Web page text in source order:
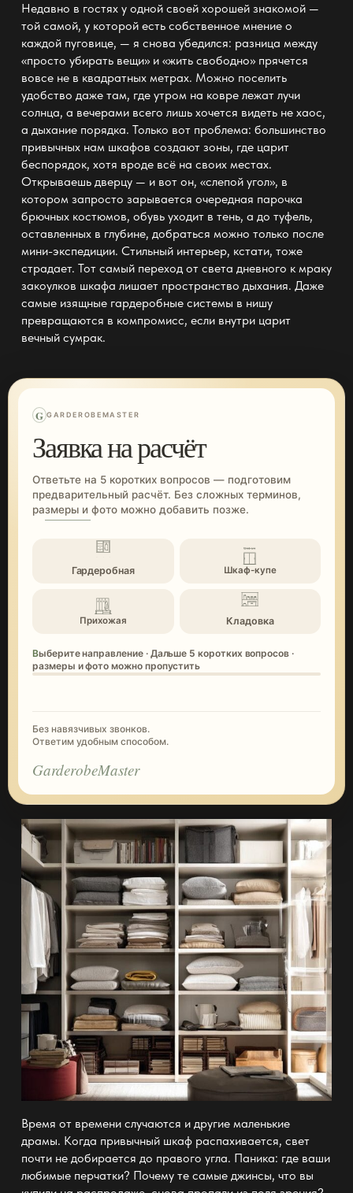
Недавно в гостях у одной своей хорошей знакомой —
той самой, у которой есть собственное мнение о
каждой пуговице, — я снова убедился: разница между
«просто убирать вещи» и «жить свободно» прячется
вовсе не в квадратных метрах. Можно поселить
удобство даже там, где утром на ковре лежат лучи
солнца, а вечерами всего лишь хочется видеть не хаос,
а дыхание порядка. Только вот проблема: большинство
привычных нам шкафов создают зоны, где царит
беспорядок, хотя вроде всё на своих местах.
Открываешь дверцу — и вот он, «слепой угол», в
котором запросто зарывается очередная парочка
брючных костюмов, обувь уходит в тень, а до туфель,
оставленных в глубине, добраться можно только после
мини-экспедиции. Стильный интерьер, кстати, тоже
страдает. Тот самый переход от света дневного к мраку
закоулков шкафа лишает пространство дыхания. Даже
самые изящные гардеробные системы в нишу
превращаются в компромисс, если внутри царит
вечный сумрак.
G GARDEROBEMASTER
Заявка на расчёт
Ответьте на 5 коротких вопросов — подготовим
предварительный расчёт. Без сложных терминов,
размеры и фото можно добавить позже.
Гардеробная Шкаф-купе
Прихожая Кладовка
Выберите направление · Дальше 5 коротких вопросов ·
размеры и фото можно пропустить
Без навязчивых звонков.
Ответим удобным способом.
GarderobeMaster
Время от времени случаются и другие маленькие
драмы. Когда привычный шкаф распахивается, свет
почти не добирается до правого угла. Паника: где ваши
любимые перчатки? Почему те самые джинсы, что вы